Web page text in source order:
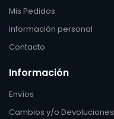
Mis Pedidos
Información personal
Contacto
Información
Envíos
Cambios y/o Devoluciones